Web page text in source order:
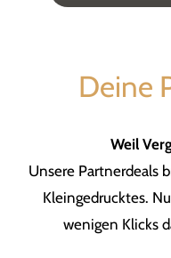
Deine
Weil
Unsere Partnerdeals
Kleingedrucktes.
wenigen Klicks